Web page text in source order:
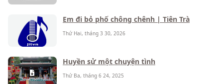
Em đi bỏ phố chông chênh | Tiên Trà
Thứ Hai, tháng 3 30, 2026
Huyền sử một chuyện tình
Thứ Ba, tháng 6 24, 2025